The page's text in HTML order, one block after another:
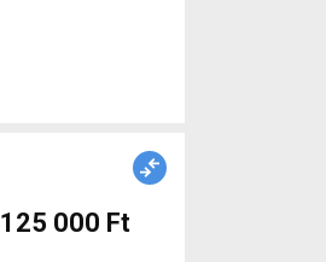
125 000 Ft